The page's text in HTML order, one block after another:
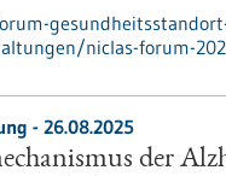
niclas-forum-
- 26.08.2025
der